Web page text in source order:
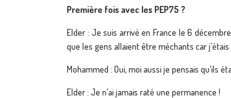
Première fois avec les PEP75 ?
Elder : Je suis arrivé en France le 6
que les gens allaient être méchants car
Mohammed : Oui, moi aussi je pensais qu’ils
Elder : Je n’ai jamais raté une permanence !